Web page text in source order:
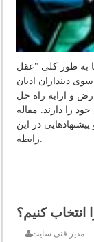
به طور كلی "عقل
دینداران ادیان
و ارایه راه حل
را دارند. مقاله
در این
انتخاب کنیم؟
مدیر فنی سایت